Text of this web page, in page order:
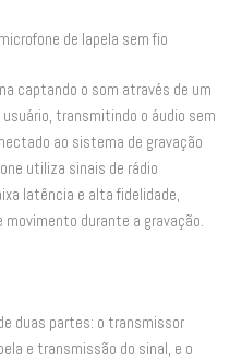
de lapela sem fio
captando o som através de um
transmitindo o áudio sem
ao sistema de gravação
utiliza sinais de rádio
latência e alta fidelidade,
movimento durante a gravação.
duas partes: o transmissor
e transmissão do sinal, e o